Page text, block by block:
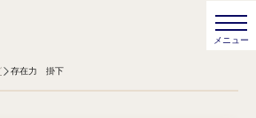
存在力 掛下